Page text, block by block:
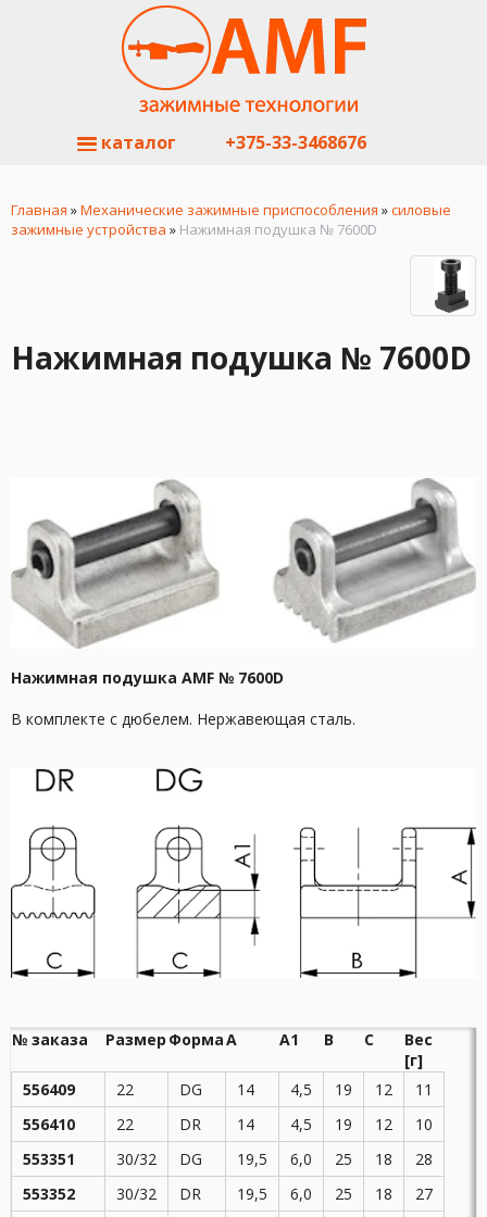
каталог +375-33-3468676
Главная »Механические зажимные приспособления »силовые
зажимные устройства » Нажимная подушка № 7600D
Нажимная подушка № 7600D
Нажимная подушка AMF № 7600D
В комплекте с дюбелем. Нержавеющая сталь.
№ заказа Размер ФормаА A1 В С
Вес
[г]
556409
22 DG 14 4,5 19 12
11
556410
22 DR 14 4,5 19 12
10
553351
30/32 DG 19,5 6,0 25 18
28
553352
30/32 DR 19,5 6,0 25 18
27